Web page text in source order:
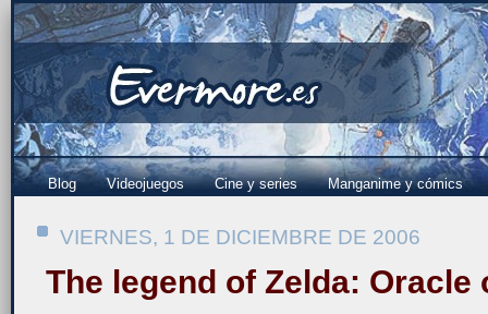
Blog Videojuegos Cine y series Manganime y cómics
VIERNES, 1 DE DICIEMBRE DE 2006
The legend of Zelda: Oracle